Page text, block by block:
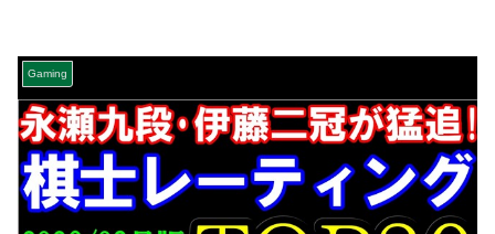
Gaming